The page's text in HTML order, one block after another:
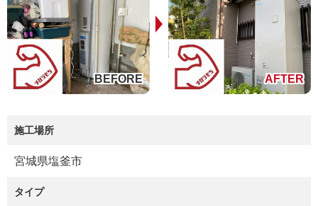
施工場所
宮城県塩釜市
タイプ